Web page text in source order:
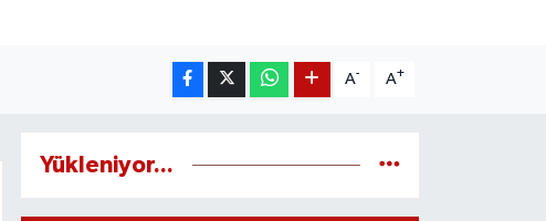
A- A+
Yükleniyor...